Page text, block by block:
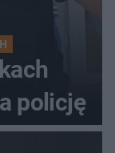
policję